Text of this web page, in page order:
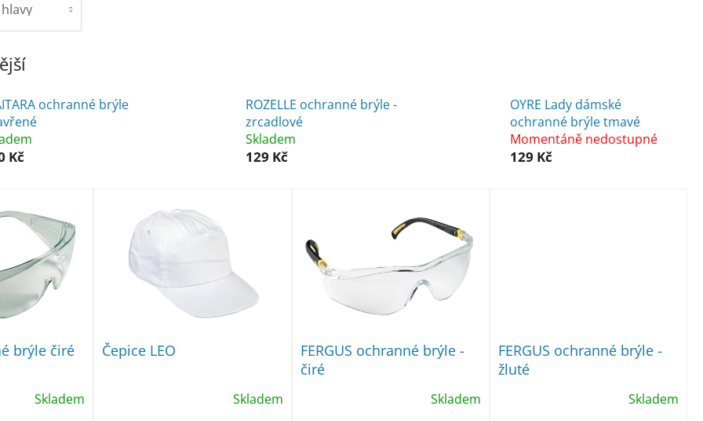
ochranné brýle
Kč
ROZELLE ochranné brýle -
zrcadlové
Skladem
129 Kč
OYRE Lady dámské
ochranné brýle tmavé
Momentáně nedostupné
129 Kč
brýle čiré
Skladem
Čepice LEO
Skladem
FERGUS ochranné brýle -
čiré
Skladem
FERGUS ochranné brýle -
žluté
Skladem